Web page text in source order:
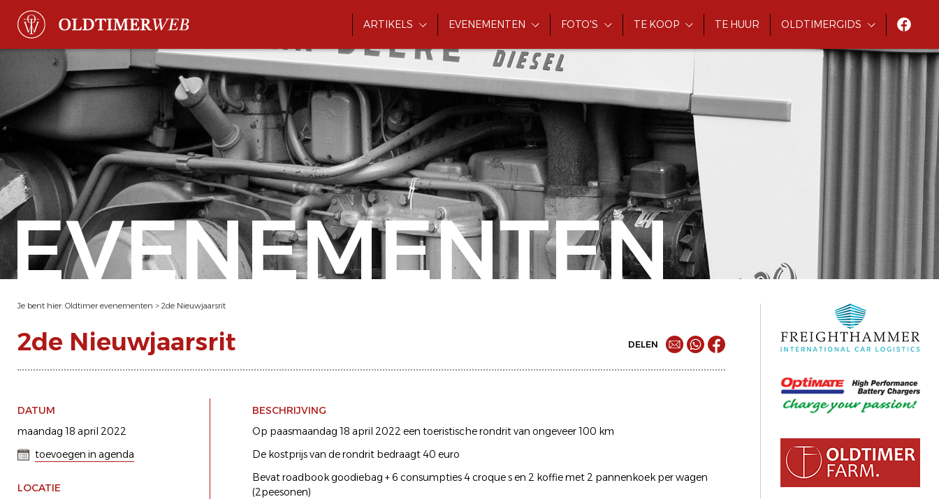
ARTIKELS EVENEMENTEN FOTO'S TE KOOP TE HUUR OLDTIMERGIDS
EVENEMENTEN
Je bent hier: Oldtimer evenementen > 2de Nieuwjaarsrit
2de Nieuwjaarsrit DELEN
DATUM
maandag 18 april 2022
toevoegen in agenda
LOCATIE
BESCHRIJVING
Op paasmaandag 18 april 2022 een toeristische rondrit van ongeveer 100 km
De kostprijs van de rondrit bedraagt 40 euro
Bevat roadbook goodiebag + 6 consumpties 4 croque s en 2 koffie met 2 pannenkoek per wagen
(2peesonen)